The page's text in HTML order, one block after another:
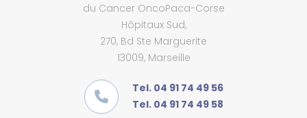
du Cancer OncoPaca-Corse
Hôpitaux Sud,
270, Bd Ste Marguerite
13009, Marseille
Tel. 04 91 74 49 56
Tel. 04 91 74 49 58